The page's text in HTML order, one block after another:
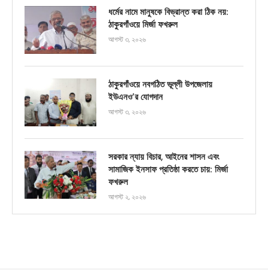
ধর্মের নামে মানুষকে বিভ্রান্ত করা ঠিক নয়:
ঠাকুরগাঁওয়ে মির্জা ফখরুল
আগস্ট ৩, ২০২৬
ঠাকুরগাঁওয়ে নবগঠিত ভূল্লী উপজেলায়
ইউএনও’র যোগদান
আগস্ট ৩, ২০২৬
সরকার ন্যায় বিচার, আইনের শাসন এবং
সামাজিক ইনসাফ প্রতিষ্ঠা করতে চায়: মির্জা
ফখরুল
আগস্ট ২, ২০২৬